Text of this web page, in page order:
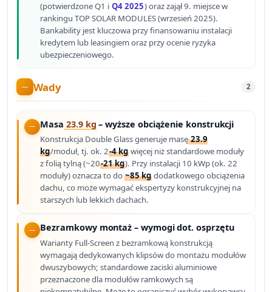
(potwierdzone Q1 i Q4 2025) oraz zajął 9. miejsce w
rankingu TOP SOLAR MODULES (wrzesień 2025).
Bankability jest kluczowa przy finansowaniu instalacji
kredytem lub leasingiem oraz przy ocenie ryzyka
ubezpieczeniowego.
Wady 2
Masa 23.9 kg – wyższe obciążenie konstrukcji
Konstrukcja Double Glass generuje masę23.9
kg/moduł, tj. ok. 2-4 kg więcej niż standardowe moduły
z folią tylną (~20-21 kg). Przy instalacji 10 kWp (ok. 22
moduły) oznacza to do~85 kg dodatkowego obciążenia
dachu, co może wymagać ekspertyzy konstrukcyjnej na
starszych lub lekkich dachach.
Bezramkowy montaż – wymogi dot. osprzętu
Warianty Full-Screen z bezramkową konstrukcją
wymagają dedykowanych klipsów do montażu modułów
dwuszybowych; standardowe zaciski aluminiowe
przeznaczone dla modułów ramkowych są